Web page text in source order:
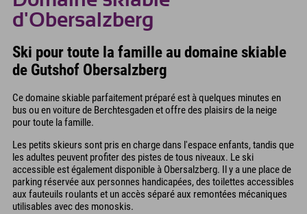
d'Obersalzberg
Ski pour toute la famille au domaine skiable
de Gutshof Obersalzberg
Ce domaine skiable parfaitement préparé est à quelques minutes en
bus ou en voiture de Berchtesgaden et offre des plaisirs de la neige
pour toute la famille.
Les petits skieurs sont pris en charge dans l'espace enfants, tandis que
les adultes peuvent profiter des pistes de tous niveaux. Le ski
accessible est également disponible à Obersalzberg. Il y a une place de
parking réservée aux personnes handicapées, des toilettes accessibles
aux fauteuils roulants et un accès séparé aux remontées mécaniques
utilisables avec des monoskis.